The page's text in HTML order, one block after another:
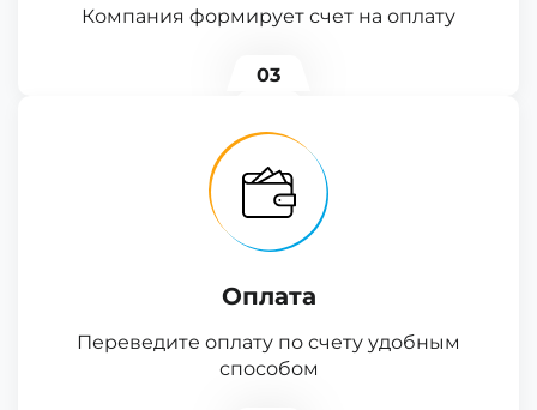
Компания формирует счет на оплату
03
Оплата
Переведите оплату по счету удобным
способом